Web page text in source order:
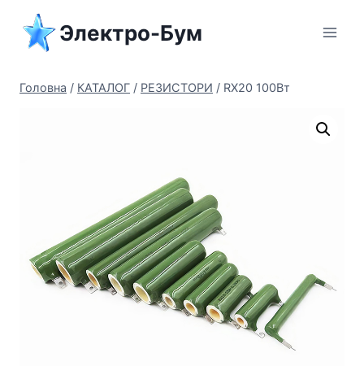
Перейти
вмісту
Электро-Бум
Головна / КАТАЛОГ / РЕЗИСТОРИ / RX20 100Вт